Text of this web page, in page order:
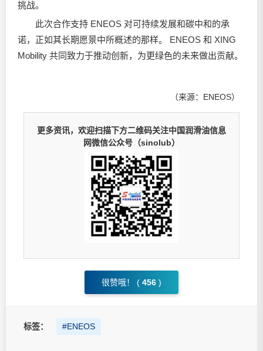
挑战。
此次合作支持 ENEOS 对可持续发展和碳中和的承
诺，正如其长期愿景中所概述的那样。 ENEOS 和 XING
Mobility 共同致力于推动创新，为更绿色的未来做出贡献。
（来源：ENEOS）
更多资讯，欢迎扫描下方二维码关注中国润滑油信息
网微信公众号（sinolub）
很赞哦！ ( 456 )
标签： #ENEOS